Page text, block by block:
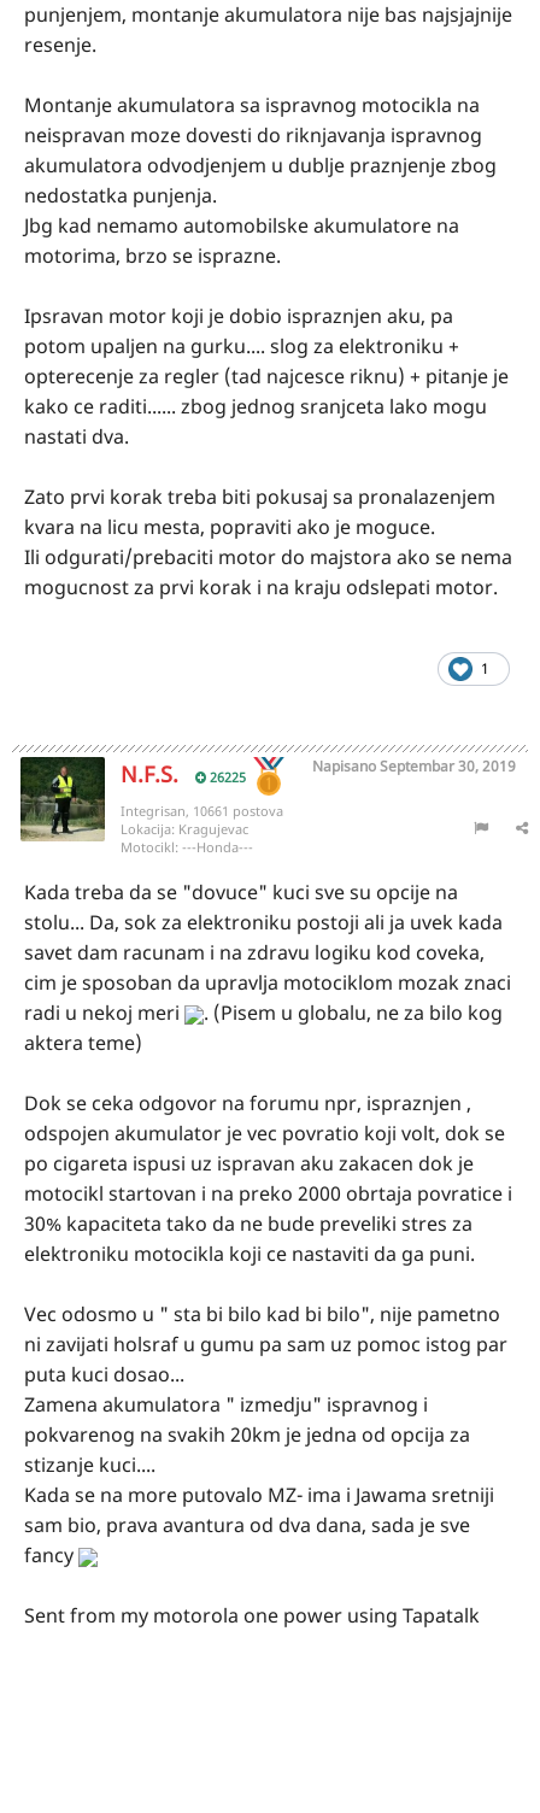
punjenjem, montanje akumulatora nije bas najsjajnije
resenje.
Montanje akumulatora sa ispravnog motocikla na
neispravan moze dovesti do riknjavanja ispravnog
akumulatora odvodjenjem u dublje praznjenje zbog
nedostatka punjenja.
Jbg kad nemamo automobilske akumulatore na
motorima, brzo se isprazne.
Ipsravan motor koji je dobio ispraznjen aku, pa
potom upaljen na gurku.... slog za elektroniku +
opterecenje za regler (tad najcesce riknu) + pitanje je
kako ce raditi...... zbog jednog sranjceta lako mogu
nastati dva.
Zato prvi korak treba biti pokusaj sa pronalazenjem
kvara na licu mesta, popraviti ako je moguce.
Ili odgurati/prebaciti motor do majstora ako se nema
mogucnost za prvi korak i na kraju odslepati motor.
1
N.F.S. 26225
NapisanoSeptembar 30, 2019
Integrisan, 10661 postova
Lokacija: Kragujevac
Motocikl: ---Honda---
Kada treba da se "dovuce" kuci sve su opcije na
stolu... Da, sok za elektroniku postoji ali ja uvek kada
savet dam racunam i na zdravu logiku kod coveka,
cim je sposoban da upravlja motociklom mozak znaci
radi u nekoj meri
. (Pisem u globalu, ne za bilo kog
aktera teme)
Dok se ceka odgovor na forumu npr, ispraznjen ,
odspojen akumulator je vec povratio koji volt, dok se
po cigareta ispusi uz ispravan aku zakacen dok je
motocikl startovan i na preko 2000 obrtaja povratice i
30% kapaciteta tako da ne bude preveliki stres za
elektroniku motocikla koji ce nastaviti da ga puni.
Vec odosmo u " sta bi bilo kad bi bilo", nije pametno
ni zavijati holsraf u gumu pa sam uz pomoc istog par
puta kuci dosao...
Zamena akumulatora " izmedju" ispravnog i
pokvarenog na svakih 20km je jedna od opcija za
stizanje kuci....
Kada se na more putovalo MZ- ima i Jawama sretniji
sam bio, prava avantura od dva dana, sada je sve
fancy
Sent from my motorola one power using Tapatalk